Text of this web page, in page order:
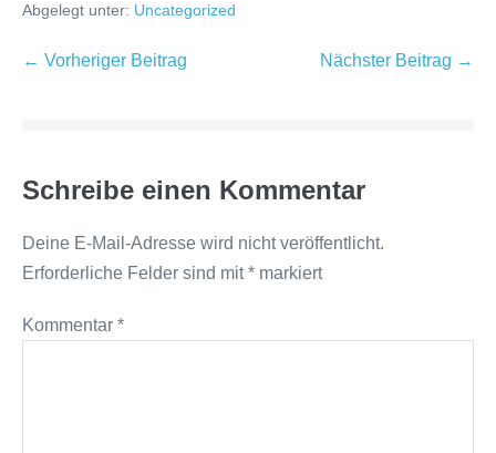
Abgelegt unter: Uncategorized
Beitragsnavigation
← Vorheriger Beitrag Nächster Beitrag →
Schreibe einen Kommentar
Deine E-Mail-Adresse wird nicht veröffentlicht.
Erforderliche Felder sind mit* markiert
Kommentar *